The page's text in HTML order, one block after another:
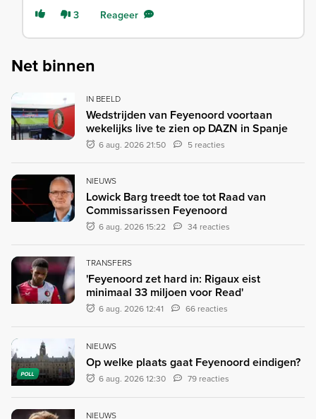
3 Reageer
Net binnen
IN BEELD
Wedstrijden van Feyenoord voortaan
wekelijks live te zien op DAZN in Spanje
6 aug. 2026 21:50 5 reacties
NIEUWS
Lowick Barg treedt toe tot Raad van
Commissarissen Feyenoord
6 aug. 2026 15:22 34 reacties
TRANSFERS
'Feyenoord zet hard in: Rigaux eist
minimaal 33 miljoen voor Read'
6 aug. 2026 12:41 66 reacties
POLL
NIEUWS
Op welke plaats gaat Feyenoord eindigen?
6 aug. 2026 12:30 79 reacties
NIEUWS